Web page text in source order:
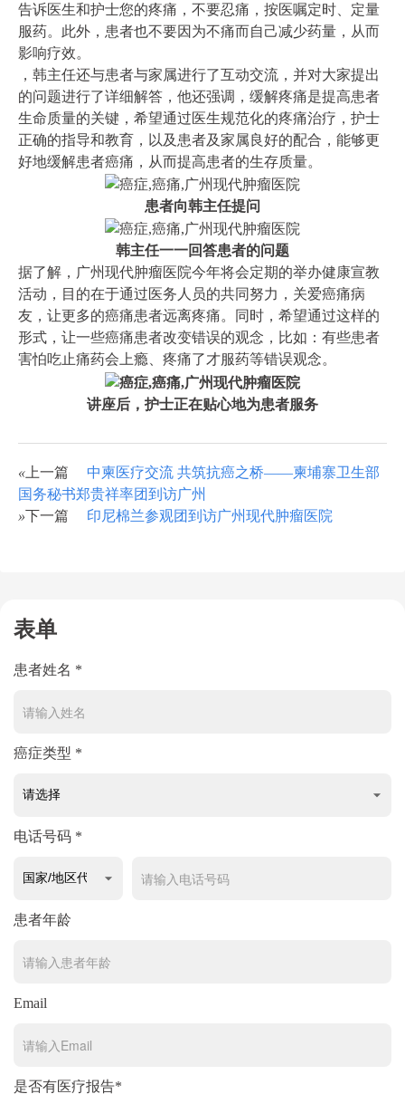
告诉医生和护士您的疼痛，不要忍痛，按医嘱定时、定量
服药。此外，患者也不要因为不痛而自己减少药量，从而
影响疗效。
，韩主任还与患者与家属进行了互动交流，并对大家提出
的问题进行了详细解答，他还强调，缓解疼痛是提高患者
生命质量的关键，希望通过医生规范化的疼痛治疗，护士
正确的指导和教育，以及患者及家属良好的配合，能够更
好地缓解患者癌痛，从而提高患者的生存质量。
患者向韩主任提问
韩主任一一回答患者的问题
据了解，广州现代肿瘤医院今年将会定期的举办健康宣教
活动，目的在于通过医务人员的共同努力，关爱癌痛病
友，让更多的癌痛患者远离疼痛。同时，希望通过这样的
形式，让一些癌痛患者改变错误的观念，比如：有些患者
害怕吃止痛药会上瘾、疼痛了才服药等错误观念。
讲座后，护士正在贴心地为患者服务
« 上一篇
中柬医疗交流 共筑抗癌之桥­——柬埔寨卫生部
国务秘书郑贵祥率团到访广州
»下一篇 印尼棉兰参观团到访广州现代肿瘤医院
表单
患者姓名 *
癌症类型 *
电话号码 *
患者年龄
Email
是否有医疗报告*